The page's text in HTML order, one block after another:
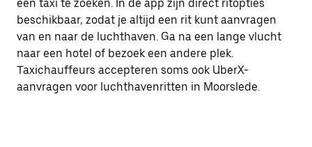
een taxi te zoeken. In de app zijn direct ritopties
beschikbaar, zodat je altijd een rit kunt aanvragen
van en naar de luchthaven. Ga na een lange vlucht
naar een hotel of bezoek een andere plek.
Taxichauffeurs accepteren soms ook UberX-
aanvragen voor luchthavenritten in Moorslede.